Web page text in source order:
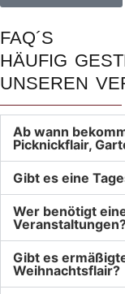
FAQ´S
HÄUFIG
UNSEREN
Ab wann
Picknickflair,
Gibt es eine
Wer benötigt
Gibt es
Weihnachtsflair?